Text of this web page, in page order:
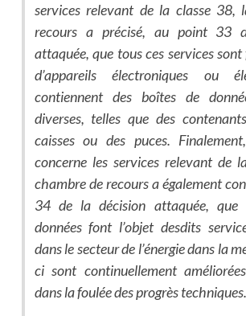
services relevant de la classe 38,
recours a précisé, au point 33
attaquée, que tous ces services sont
d’appareils électroniques ou
contiennent des boîtes de
diverses, telles que des
caisses ou des puces.
concerne les services relevant de
chambre de recours a également
34 de la décision attaquée, que
données font l’objet desdits
dans le secteur de l’énergie dans la
ci sont continuellement
dans la foulée des progrès techniques.